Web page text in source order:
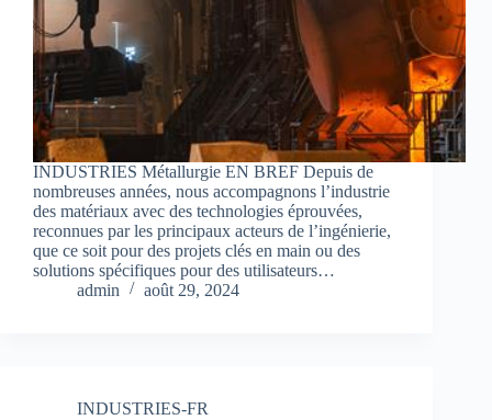
INDUSTRIES Métallurgie EN BREF Depuis de
nombreuses années, nous accompagnons l’industrie
des matériaux avec des technologies éprouvées,
reconnues par les principaux acteurs de l’ingénierie,
que ce soit pour des projets clés en main ou des
solutions spécifiques pour des utilisateurs…
admin
août 29, 2024
INDUSTRIES-FR